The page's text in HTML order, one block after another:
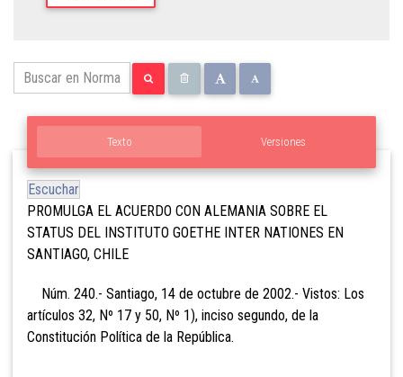
Texto Versiones
Escuchar
PROMULGA EL ACUERDO CON ALEMANIA SOBRE EL
STATUS DEL INSTITUTO GOETHE INTER NATIONES EN
SANTIAGO, CHILE
Núm. 240.- Santiago, 14 de octubre de 2002.- Vistos: Los
artículos 32, Nº 17 y 50, Nº 1), inciso segundo, de la
Constitución Política de la República.